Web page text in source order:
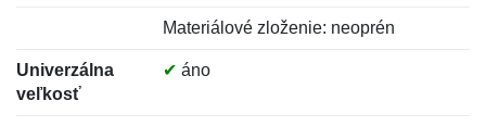
Materiálové zloženie: neoprén
Univerzálna
veľkosť
✔ áno